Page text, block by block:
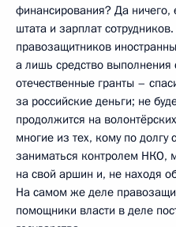
финансирования? Да ничего,
штата и зарплат
правозащитников
а лишь средство выполнения
отечественные гранты –
за российские деньги; не
продолжится на
многие из тех, кому по долгу
заниматься контролем НКО,
на свой аршин и, не находя
На самом же деле
помощники власти в деле